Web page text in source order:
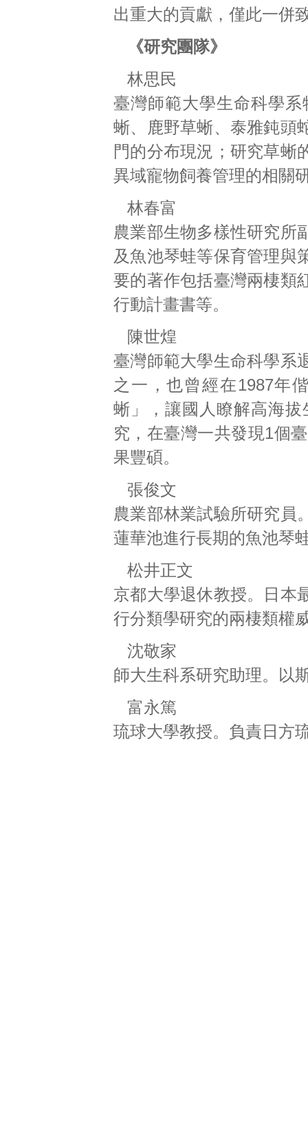
出重大的貢獻，僅此一併
《研究團隊》
林思民
臺灣師範大學生命科學
蜥、鹿野草蜥、泰雅鈍頭
門的分布現況；研究草蜥
異域寵物飼養管理的相關
林春富
農業部生物多樣性研究所
及魚池琴蛙等保育管理與
要的著作包括臺灣兩棲類
行動計畫書等。
陳世煌
臺灣師範大學生命科學系
之一，也曾經在1987年
蜥」，讓國人瞭解高海
究，在臺灣一共發現1個
果豐碩。
張俊文
農業部林業試驗所研究員
蓮華池進行長期的魚池琴
松井正文
京都大學退休教授。日本
行分類學研究的兩棲類權
沈敬家
師大生科系研究助理。以
富永篤
琉球大學教授。負責日方